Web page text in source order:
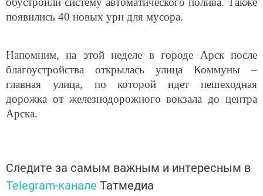
появились 40 новых урн для мусора.
Напомним, на этой неделе в городе Арск после
благоустройства открылась улица Коммуны –
главная улица, по которой идет пешеходная
дорожка от железнодорожного вокзала до центра
Арска.
Следите за самым важным и интересным в
Telegram-канале Татмедиа